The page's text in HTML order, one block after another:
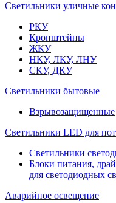
Светильники уличные
РКУ
Кронштейны
ЖКУ
НКУ, ЛКУ, ЛНУ
СКУ, ДКУ
Светильники бытовые
Взрывозащищенные
Светильники LED для
Светильники
Блоки питания,
для светодиодных
Аварийное освещение